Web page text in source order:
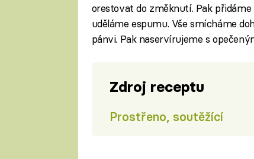
orestovat do změknutí. Pak
uděláme espumu. Vše smícháme
pánvi. Pak naservírujeme s
Zdroj receptu
Prostřeno, soutěžící